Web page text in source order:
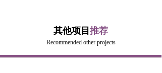
其他项目 推荐
Recommended other projects